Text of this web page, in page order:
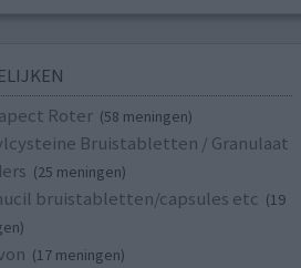
Roter (58 meningen)
Bruistabletten / Granulaat
(25 meningen)
bruistabletten/capsules etc (19
(17 meningen)